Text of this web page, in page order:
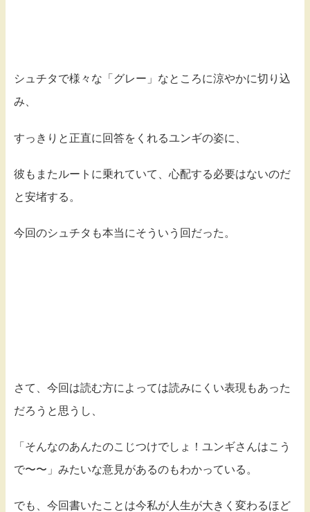
シュチタで様々な「グレー」なところに涼やかに切り込
み、
すっきりと正直に回答をくれるユンギの姿に、
彼もまたルートに乗れていて、心配する必要はないのだ
と安堵する。
今回のシュチタも本当にそういう回だった。
さて、今回は読む方によっては読みにくい表現もあった
だろうと思うし、
「そんなのあんたのこじつけでしょ！ユンギさんはこう
で〜〜」みたいな意見があるのもわかっている。
でも、今回書いたことは今私が人生が大きく変わるほど